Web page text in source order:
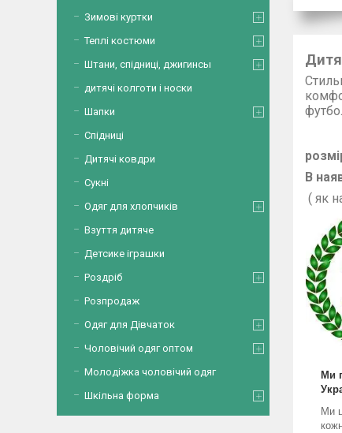
В
( як
Ми
Ми
Зимові куртки
Теплі костюми
Штани, спідниці, джигинсы
дитячі колготи і носки
Шапки
Спідниці
Дитячі ковдри
Сукні
Одяг для хлопчиків
Взуття дитяче
Детсике іграшки
Роздріб
Розпродаж
Одяг для Дівчаток
Чоловічий одяг оптом
Молодіжка чоловічий одяг
Шкільна форма